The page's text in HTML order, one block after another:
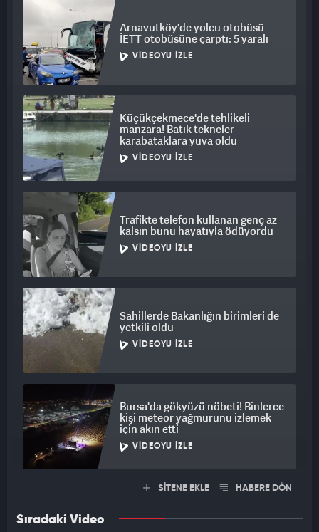
Arnavutköy'de yolcu otobüsü
İETT otobüsüne çarptı: 5 yaralı
VIDEOYU İZLE
Küçükçekmece'de tehlikeli
manzara! Batık tekneler
karabataklara yuva oldu
VIDEOYU İZLE
Trafikte telefon kullanan genç az
kalsın bunu hayatıyla ödüyordu
VIDEOYU İZLE
Sahillerde Bakanlığın birimleri de
yetkili oldu
VIDEOYU İZLE
Bursa'da gökyüzü nöbeti! Binlerce
kişi meteor yağmurunu izlemek
için akın etti
VIDEOYU İZLE
SİTENE EKLE HABERE DÖN
Sıradaki Video